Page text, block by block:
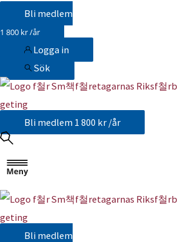
Bli medlem
1 800 kr /år
Logga in
Sök
Bli medlem 1 800 kr /år
Bli medlem